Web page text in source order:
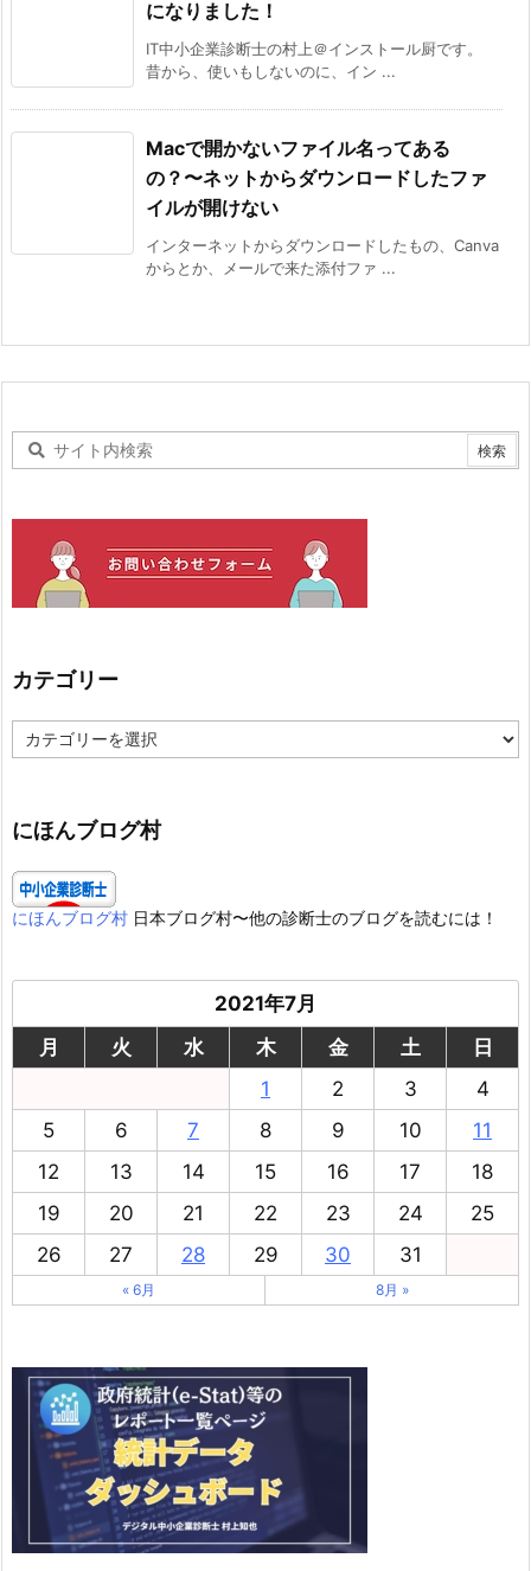
になりました！
IT中小企業診断士の村上＠インストール厨です。
昔から、使いもしないのに、イン ...
Macで開かないファイル名ってある
の？〜ネットからダウンロードしたファ
イルが開けない
インターネットからダウンロードしたもの、Canva
からとか、メールで来た添付ファ ...
カテゴリー
テ
ー
にほんブログ村
にほんブログ村 日本ブログ村〜他の診断士のブログを読むには！
2021年7月
月
火 水 木 金 土
日
1
2 3
4
5
6 7 8 9 10
11
12
13 14 15 16 17
18
19
20 21 22 23 24
25
26
27 28 29 30 31
« 6月 8月 »